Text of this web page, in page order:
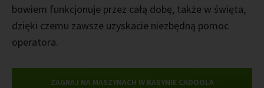
bowiem funkcjonuje przez całą dobę, także w święta,
dzięki czemu zawsze uzyskacie niezbędną pomoc
operatora.
ZAGRAJ NA MASZYNACH W KASYNIE CADOOLA